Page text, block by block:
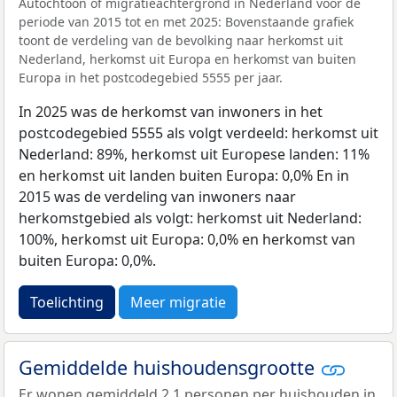
periode van 2015 tot en met 2025: Bovenstaande grafiek
toont de verdeling van de bevolking naar herkomst uit
Nederland, herkomst uit Europa en herkomst van buiten
Europa in het postcodegebied 5555 per jaar.
In 2025 was de herkomst van inwoners in het
postcodegebied 5555 als volgt verdeeld: herkomst uit
Nederland: 89%, herkomst uit Europese landen: 11%
en herkomst uit landen buiten Europa: 0,0% En in
2015 was de verdeling van inwoners naar
herkomstgebied als volgt: herkomst uit Nederland:
100%, herkomst uit Europa: 0,0% en herkomst van
buiten Europa: 0,0%.
Toelichting Meer migratie
Gemiddelde huishoudensgrootte